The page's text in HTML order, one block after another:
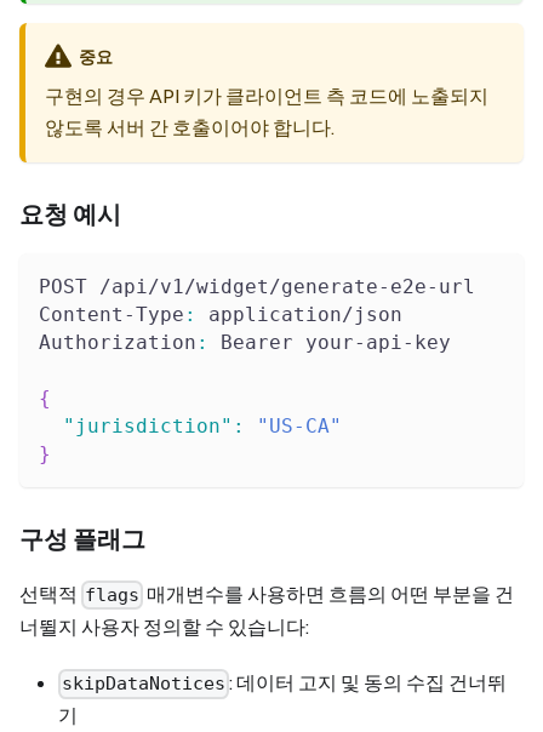
중요
구현의 경우 API 키가 클라이언트 측 코드에 노출되지
않도록 서버 간 호출이어야 합니다.
요청 예시
POST /api/v1/widget/generate-e2e-url
Content-Type :
application/json
Authorization : Bearer your-api-key
{
"jurisdiction" :
"US-CA"
}
구성 플래그
선택적 flags 매개변수를 사용하면 흐름의 어떤 부분을 건
너뛸지 사용자 정의할 수 있습니다:
skipDataNotices : 데이터 고지 및 동의 수집 건너뛰
기